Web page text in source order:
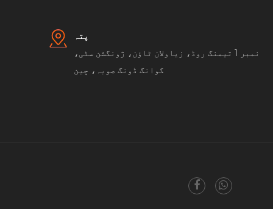
پتہ
نمبر 1 تیمنگ روڈ، زیاولان ٹاؤن، ژونگشن سٹی،
گوانگ ڈونگ صوبہ، چین